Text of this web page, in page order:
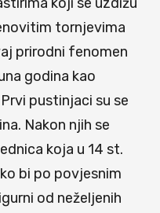
tornjevima
prirodni fenomen
godina kao
pustinjaci su se
Nakon njih se
koja u 14 st.
bi po povjesnim
od neželjenih